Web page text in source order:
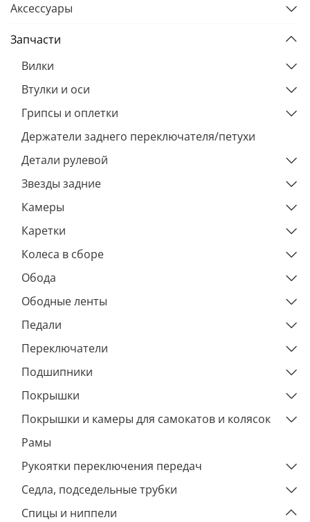
Аксессуары
Запчасти
Вилки
Втулки и оси
Грипсы и оплетки
Держатели заднего переключателя/петухи
Детали рулевой
Звезды задние
Камеры
Каретки
Колеса в сборе
Обода
Ободные ленты
Педали
Переключатели
Подшипники
Покрышки
Покрышки и камеры для самокатов и колясок
Рамы
Рукоятки переключения передач
Седла, подседельные трубки
Спицы и ниппели